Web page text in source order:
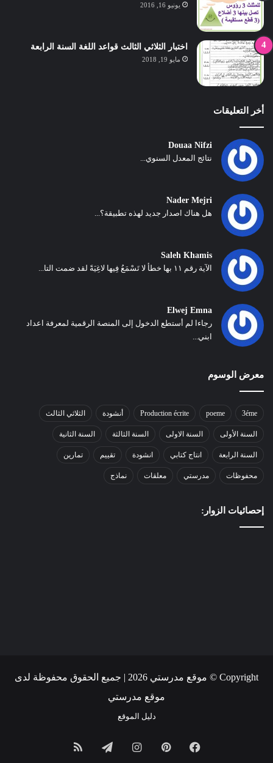
يونيو 16, 2016
اختبار الثلاثي الثالث قواعد اللغة السنة الرابعة
مايو 19, 2018
أخر التعليقات
Douaa Nifzi
نتائج المعدل السنوي...
Nader Mejri
هل هناك اصدار جديد لهذه تطبيقة؟...
Saleh Khamis
الآية رقم ١١ بها خطأ لا تَسْمَعُ فِيها لاغِيَةً لقد ضمت التا...
Elwej Emna
رجاءا لم أستطع الدخول إلى المنصة الرقمية لمعرفة اعداد
ابني...
معرض الوسوم
3éme
poeme
Production écrite أنشودة الثلاثي الثالث
السنة الأولى السنة الاولى السنة الثالثة السنة الثانية
السنة الرابعة انتاج كتابي انشودة تقييم تمارين
محفوظات مدرستي معلقات نماذج
إحصائيات الزوار:
Copyright © موقع مدرستي 2026 | جميع الحقوق محفوظة لدى
موقع مدرستي
دليل الموقع
فيسبوك بينتيريستانستقرامتيلقرام